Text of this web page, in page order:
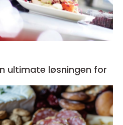
ultimate løsningen for